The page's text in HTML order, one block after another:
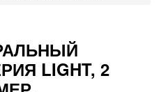
LIGHT, 2